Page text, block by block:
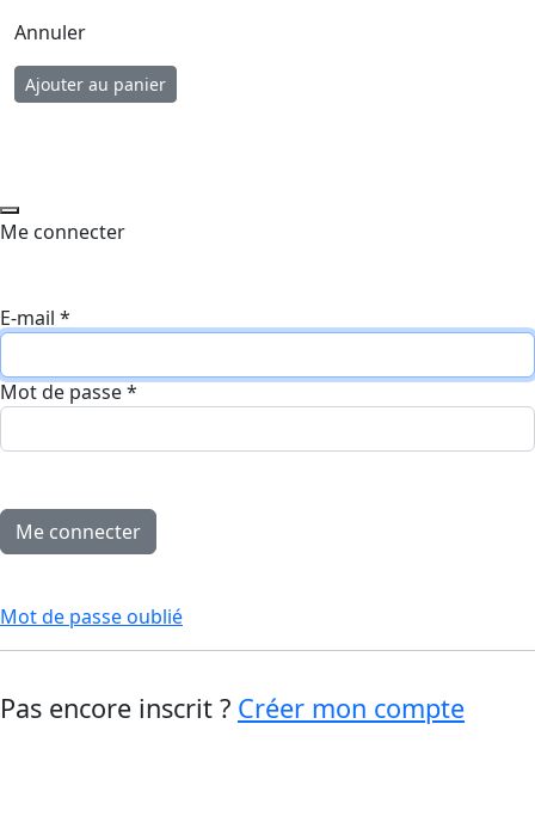
Annuler
Me connecter
E-mail *
Mot de passe*
Mot de passe oublié
Pas encore inscrit ? Créer mon compte